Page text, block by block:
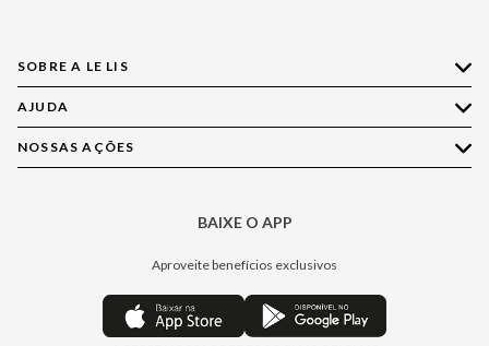
SOBRE A LE LIS
Quem Somos
Nossas Lojas
Política de Privacidade
Central de Preferências
AJUDA
Compre pelo WhatsApp
Central de Relacionamento
Regulamentos
NOSSAS AÇÕES
BAIXE O APP
Aproveite benefícios exclusivos